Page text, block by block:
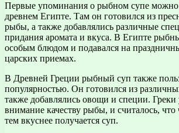
Первые упоминания о рыбном супе
древнем Египте. Там он готовился из
рыбы, а также добавлялись различные
придания аромата и вкуса. В Египте
особым блюдом и подавался на
царских приемах.
В Древней Греции рыбный суп также
популярностью. Он готовился из
также добавлялись овощи и специи. Греки
внимание качеству рыбы, и считалось,
тем вкуснее получается суп.